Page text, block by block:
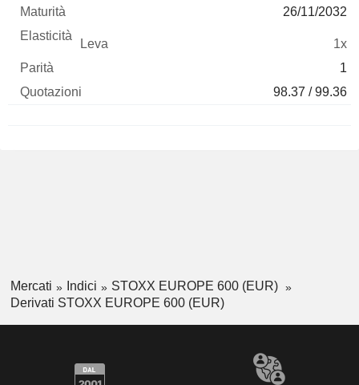
26/11/2032
1x
1
98.37 / 99.36
Mercati Indici
STOXX EUROPE 600 (EUR)
Derivati STOXX EUROPE 600 (EUR)